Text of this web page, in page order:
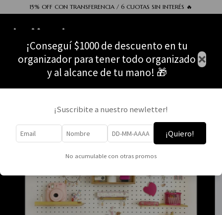
15% OFF CON TRANSFERENCIA / 6 CUOTAS SIN INTERÉS 🔥
¡Conseguí $1000 de descuento en tu
organizador para tener todo organizado
y al alcance de tu mano! 🎁
×
¡Suscribite a nuestro newletter!
¡Quiero!
No acumulable con otras promos